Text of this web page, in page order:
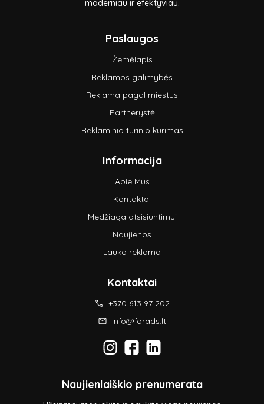
moderniau ir efektyviau.
Paslaugos
Žemėlapis
Reklamos galimybės
Reklama pagal miestus
Partnerystė
Reklaminio turinio kūrimas
Informacija
Apie Mus
Kontaktai
Medžiaga atsisiuntimui
Naujienos
Lauko reklama
Kontaktai
+370 613 97 202
info@forads.lt
Naujienlaiškio prenumerata